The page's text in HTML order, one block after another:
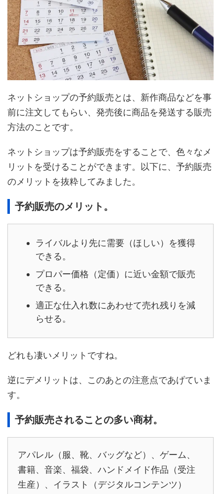
ネットショップの予約販売とは、新作商品などを事
前に注文してもらい、発売後に商品を発送する販売
方法のことです。
ネットショップは予約販売をすることで、色々なメ
リットを受けることができます。以下に、予約販売
のメリットを抜粋してみました。
予約販売のメリット。
ライバルより先に需要（ほしい）を獲得
できる。
プロパー価格（定価）に近い金額で販売
できる。
適正な仕入れ数にあわせて売れ残りを減
らせる。
どれも凄いメリットですね。
逆にデメリットは、このあとの注意点であげていま
す。
予約販売されることの多い商材。
アパレル（服、靴、バッグなど）、ゲーム、
書籍、音楽、福袋、ハンドメイド作品（受注
生産）、イラスト（デジタルコンテンツ）